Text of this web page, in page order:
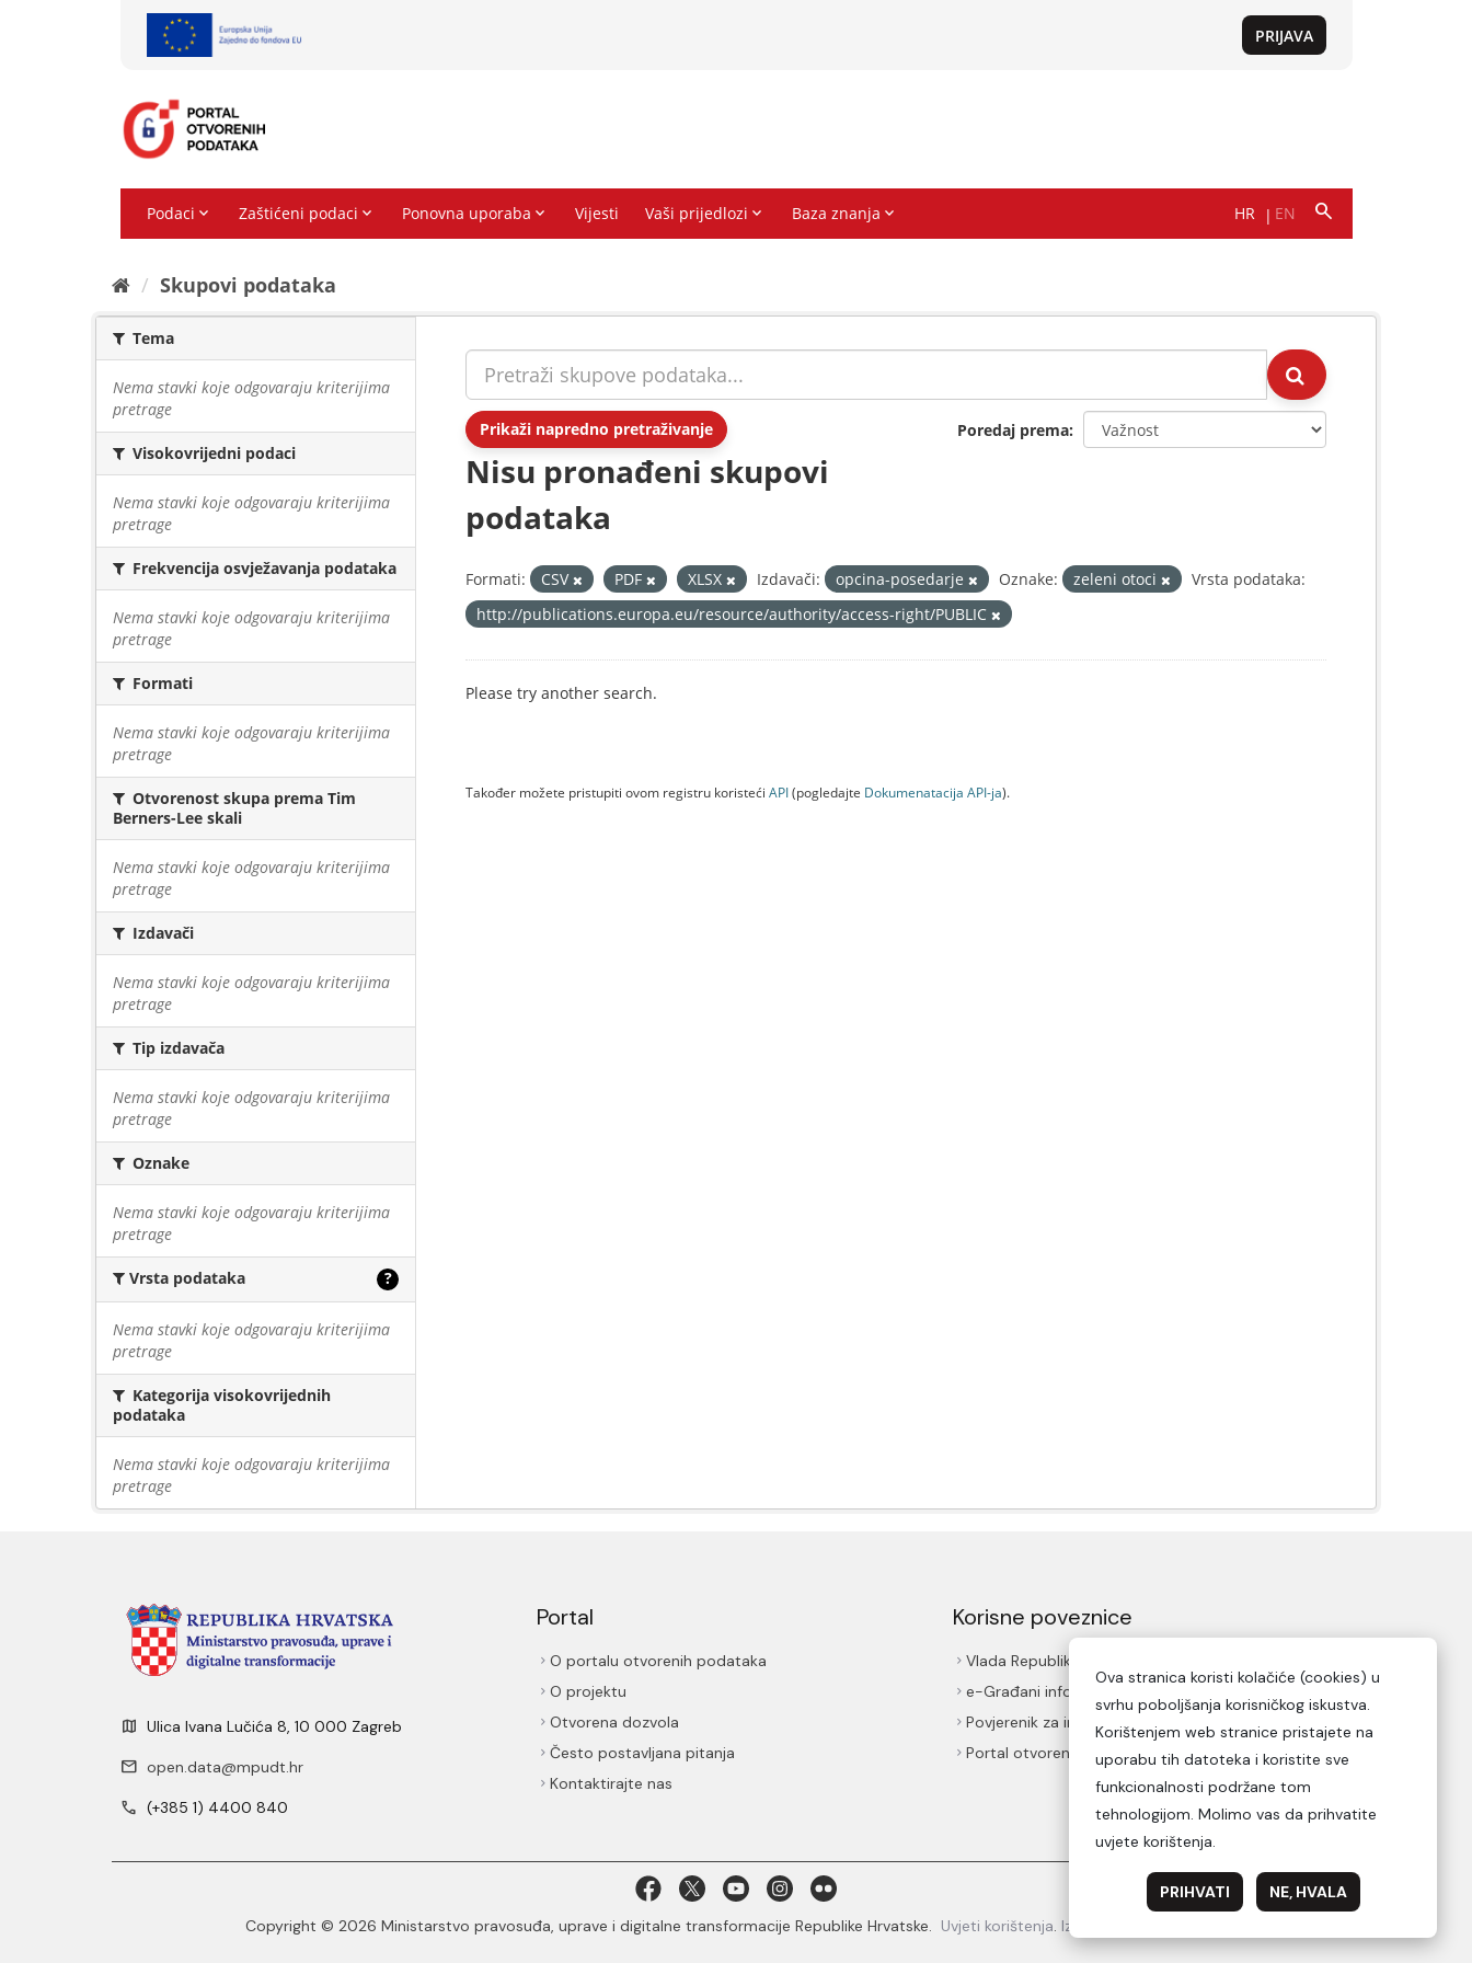
Skupovi podаtаkа
Tema
Nema stavki koje odgovaraju kriterijima
pretrage
Visokovrijedni podaci
Nema stavki koje odgovaraju kriterijima
pretrage
Frekvencija osvježavanja podataka
Nema stavki koje odgovaraju kriterijima
pretrage
Formati
Nema stavki koje odgovaraju kriterijima
pretrage
Otvorenost skupa prema Tim
Berners-Lee skali
Nema stavki koje odgovaraju kriterijima
pretrage
Izdavači
Nema stavki koje odgovaraju kriterijima
pretrage
Tip izdavača
Nema stavki koje odgovaraju kriterijima
pretrage
Oznake
Nema stavki koje odgovaraju kriterijima
pretrage
Vrsta podataka ?
Nema stavki koje odgovaraju kriterijima
pretrage
Kategorija visokovrijednih
podataka
Nema stavki koje odgovaraju kriterijima
pretrage
Prikaži napredno pretraživanje Poredaj prema
Nisu pronađeni skupovi
podataka
Formati: CSV PDF XLSX Izdavači: opcina-posedarje Oznake: zeleni otoci
Vrsta podataka:
http://publications.europa.eu/resource/authority/access-right/PUBLIC
Please try another search.
Također možete pristupiti ovom registru koristeći API(pogledajte Dokumenаtаcijа API-jа).